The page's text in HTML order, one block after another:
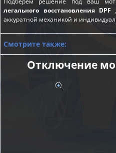
легального восстановления DPF
аккуратной механикой и
Смотрите также:
Отключение